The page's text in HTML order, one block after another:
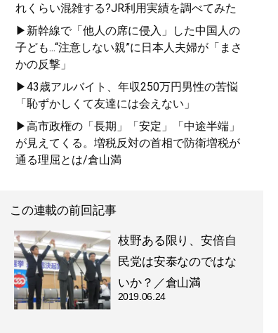
れくらい混雑する?JR利用実績を調べてみた
▶新幹線で「他人の席に侵入」した中国人の
子ども...“注意しない親”に日本人夫婦が「まさ
かの反撃」
▶43歳アルバイト、年収250万円男性の苦悩
「恥ずかしくて友達には会えない」
▶高市政権の「長期」「安定」「中途半端」
が見えてくる。増税反対の首相で防衛増税が
通る理屈とは/倉山満
この連載の前回記事
枝野ある限り、安倍自
民党は安泰なのではな
いか？／倉山満
2019.06.24